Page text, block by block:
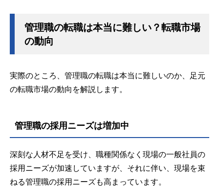
管理職の転職は本当に難しい？転職市場
の動向
実際のところ、管理職の転職は本当に難しいのか、足元
の転職市場の動向を解説します。
管理職の採用ニーズは増加中
深刻な人材不足を受け、職種関係なく現場の一般社員の
採用ニーズが加速していますが、それに伴い、現場を束
ねる管理職の採用ニーズも高まっています。